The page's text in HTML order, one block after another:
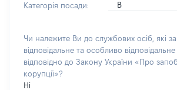
Категорія посади: В
Чи належите Ви до службових осіб, які
відповідальне та особливо
відповідно до Закону України «Про
корупції»?
Ні